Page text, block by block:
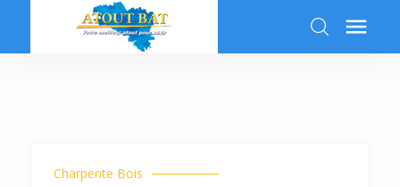
k 
Charpente Bois